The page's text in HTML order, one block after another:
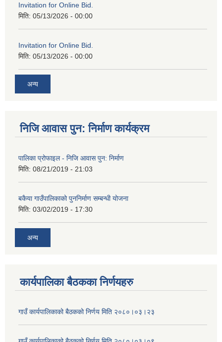
Invitation for Online Bid.
मिति: 05/13/2026 - 00:00
Invitation for Online Bid.
मिति: 05/13/2026 - 00:00
अन्य
निजि आवास पुन: निर्माण कार्यक्रम
पालिका प्रोफाइल - निजि आवास पुन: निर्माण
मिति: 08/21/2019 - 21:03
बकैया गाउँपालिकाको पुननिर्माण सम्बन्धी योजना
मिति: 03/02/2019 - 17:30
अन्य
कार्यपालिका बैठकका निर्णयहरु
गाउँ कार्यपालिकाको बैठकको निर्णय मिति २०८०।०३।२३